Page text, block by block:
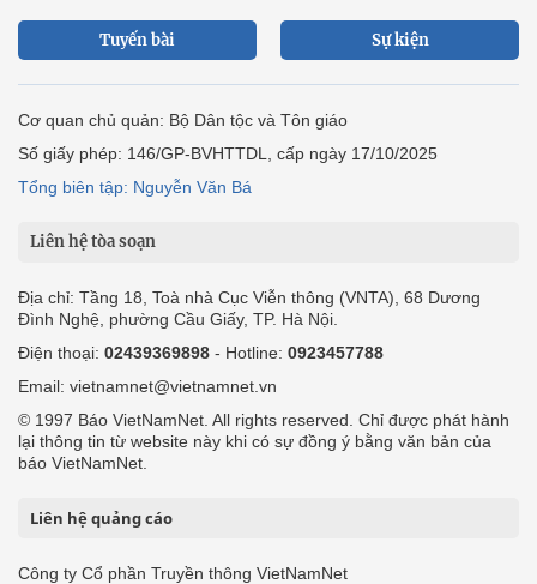
Tuyến bài Sự kiện
Cơ quan chủ quản: Bộ Dân tộc và Tôn giáo
Số giấy phép: 146/GP-BVHTTDL, cấp ngày 17/10/2025
Tổng biên tập: Nguyễn Văn Bá
Liên hệ tòa soạn
Địa chỉ: Tầng 18, Toà nhà Cục Viễn thông (VNTA), 68 Dương
Đình Nghệ, phường Cầu Giấy, TP. Hà Nội.
Điện thoại: 02439369898 - Hotline: 0923457788
Email: vietnamnet@vietnamnet.vn
© 1997 Báo VietNamNet. All rights reserved. Chỉ được phát hành
lại thông tin từ website này khi có sự đồng ý bằng văn bản của
báo VietNamNet.
Liên hệ quảng cáo
Công ty Cổ phần Truyền thông VietNamNet